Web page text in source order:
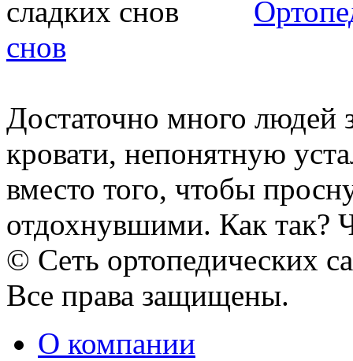
снов
Достаточно много людей
кровати, непонятную
вместо того, чтобы
отдохнувшими. Как так?
© Сеть ортопедических
Все права защищены.
О компании